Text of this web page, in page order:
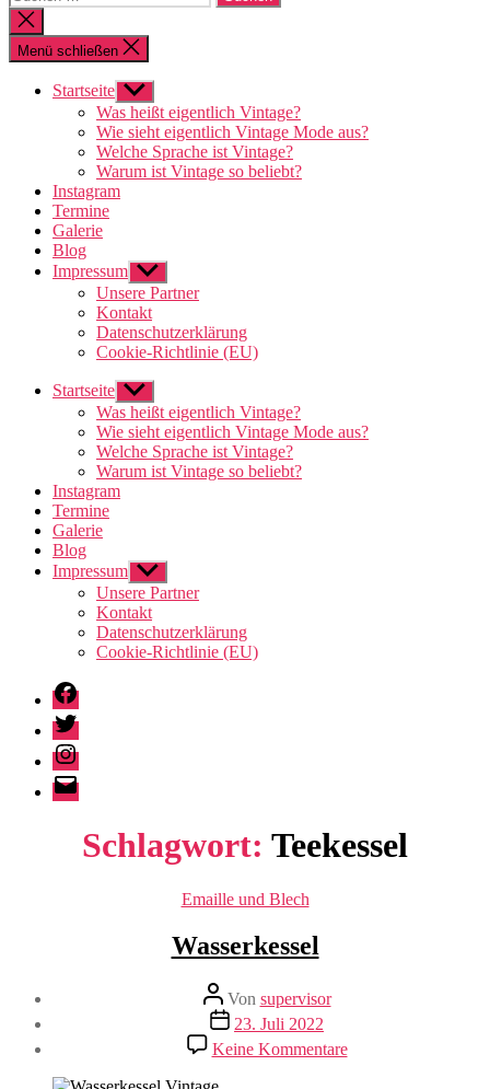
nach:
Suche
schließen
Menü schließen
Startseite Untermenü
anzeigen
Was heißt eigentlich Vintage?
Wie sieht eigentlich Vintage Mode aus?
Welche Sprache ist Vintage?
Warum ist Vintage so beliebt?
Instagram
Termine
Galerie
Blog
Impressum Untermenü
anzeigen
Unsere Partner
Kontakt
Datenschutzerklärung
Cookie-Richtlinie (EU)
Startseite Untermenü
anzeigen
Was heißt eigentlich Vintage?
Wie sieht eigentlich Vintage Mode aus?
Welche Sprache ist Vintage?
Warum ist Vintage so beliebt?
Instagram
Termine
Galerie
Blog
Impressum Untermenü
anzeigen
Unsere Partner
Kontakt
Datenschutzerklärung
Cookie-Richtlinie (EU)
Facebook
Twitter
Instagram
E-
Mail
Schlagwort: Teekessel
Kategorien
Emaille und Blech
Wasserkessel
Beitragsautor
Von supervisor
Veröffentlichungsdatum
23. Juli 2022
Keine Kommentarezu
Wasserkessel